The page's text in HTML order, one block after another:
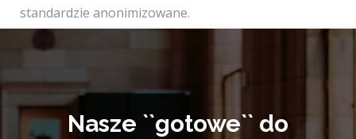
standardzie anonimizowane.
Nasze ``gotowe`` do